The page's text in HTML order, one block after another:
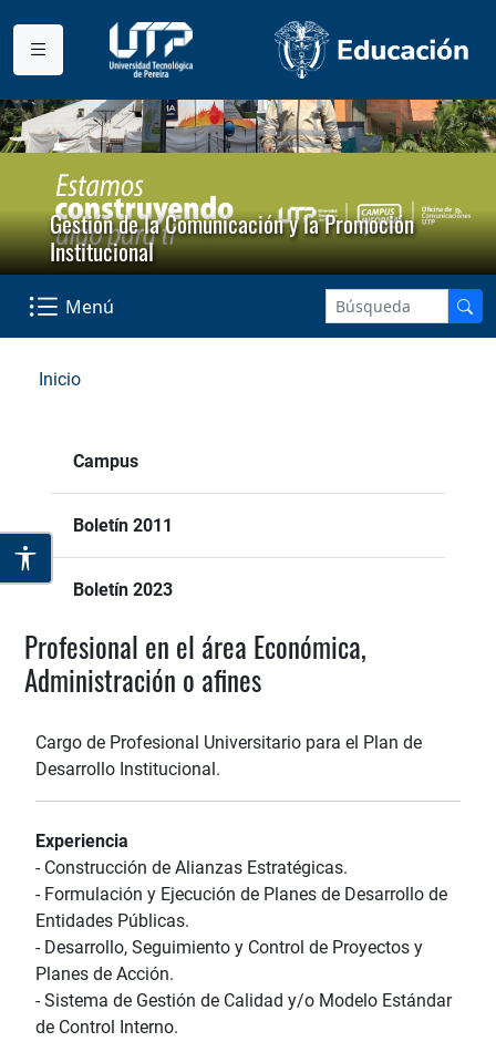
Gestión de la Comunicación y la Promoción
Institucional
Menú
Inicio
Campus
Boletín 2011
Boletín 2023
Profesional en el área Económica,
Administración o afines
Cargo de Profesional Universitario para el Plan de
Desarrollo Institucional.
Experiencia
- Construcción de Alianzas Estratégicas.
- Formulación y Ejecución de Planes de Desarrollo de
Entidades Públicas.
- Desarrollo, Seguimiento y Control de Proyectos y
Planes de Acción.
- Sistema de Gestión de Calidad y/o Modelo Estándar
de Control Interno.